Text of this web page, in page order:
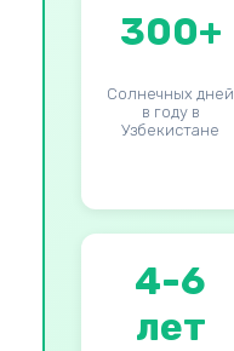
300+
Солнечных дней
в году в
Узбекистане
4-6
лет